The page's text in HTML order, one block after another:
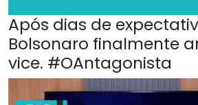
Após dias de
Bolsonaro finalmente
vice. #OAntagonista